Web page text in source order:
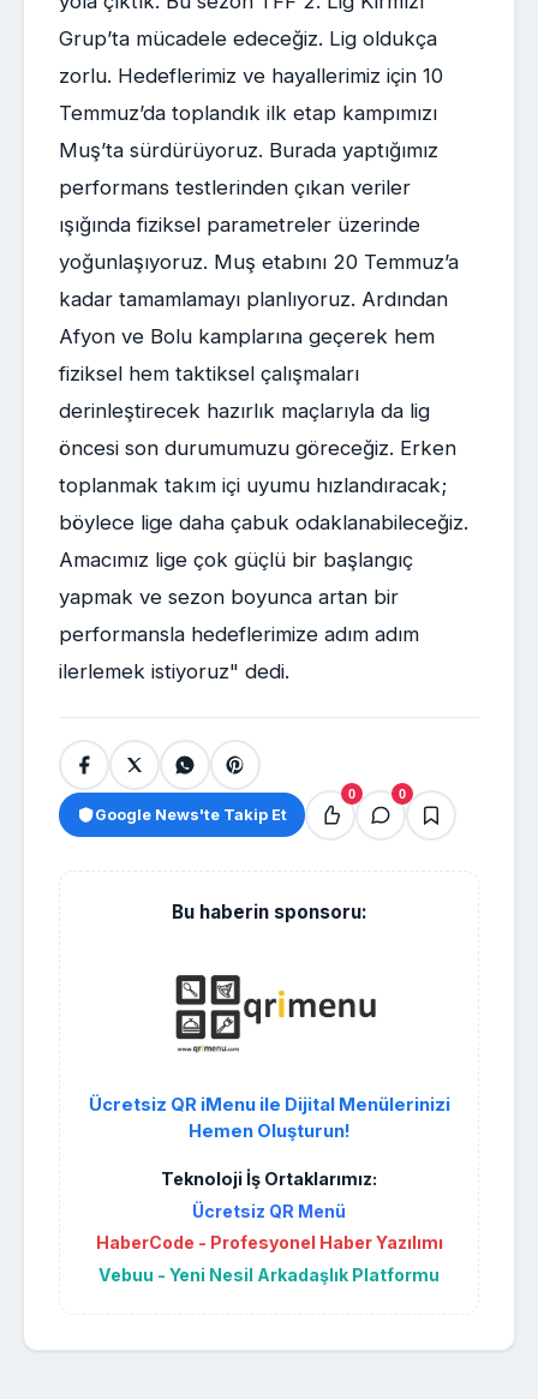
Grup’ta mücadele edeceğiz. Lig oldukça
zorlu. Hedeflerimiz ve hayallerimiz için 10
Temmuz’da toplandık ilk etap kampımızı
Muş’ta sürdürüyoruz. Burada yaptığımız
performans testlerinden çıkan veriler
ışığında fiziksel parametreler üzerinde
yoğunlaşıyoruz. Muş etabını 20 Temmuz’a
kadar tamamlamayı planlıyoruz. Ardından
Afyon ve Bolu kamplarına geçerek hem
fiziksel hem taktiksel çalışmaları
derinleştirecek hazırlık maçlarıyla da lig
öncesi son durumumuzu göreceğiz. Erken
toplanmak takım içi uyumu hızlandıracak;
böylece lige daha çabuk odaklanabileceğiz.
Amacımız lige çok güçlü bir başlangıç
yapmak ve sezon boyunca artan bir
performansla hedeflerimize adım adım
ilerlemek istiyoruz" dedi.
Google News'te Takip Et
0 0
Bu haberin sponsoru:
Ücretsiz QR iMenu ile Dijital Menülerinizi
Hemen Oluşturun!
Teknoloji İş Ortaklarımız:
Ücretsiz QR Menü
HaberCode - Profesyonel Haber Yazılımı
Vebuu - Yeni Nesil Arkadaşlık Platformu